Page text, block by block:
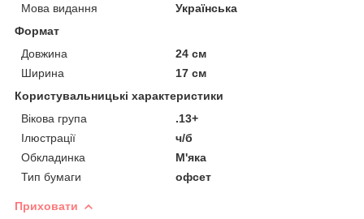
Мова видання
Українська
Формат
Довжина
24 см
Ширина
17 см
Користувальницькі характеристики
Вікова група
.13+
Ілюстрації
ч/б
Обкладинка
М'яка
Тип бумаги
офсет
Приховати